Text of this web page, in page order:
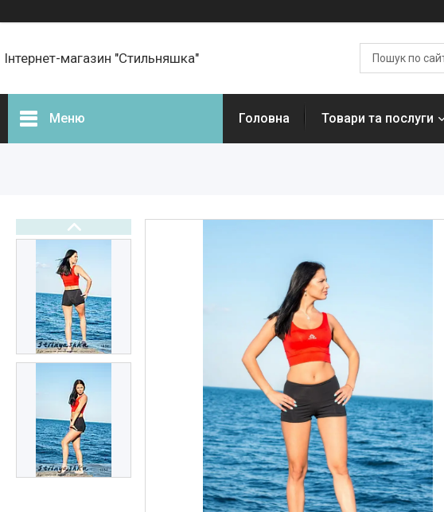
Інтернет-магазин "Стильняшка"
Меню
Новини
Статті
Презентації та документи
Онлайн оплата
Про нас
Выдгуки
Часто задавані питання
Доставка і оплата
Головна Товари та послуги